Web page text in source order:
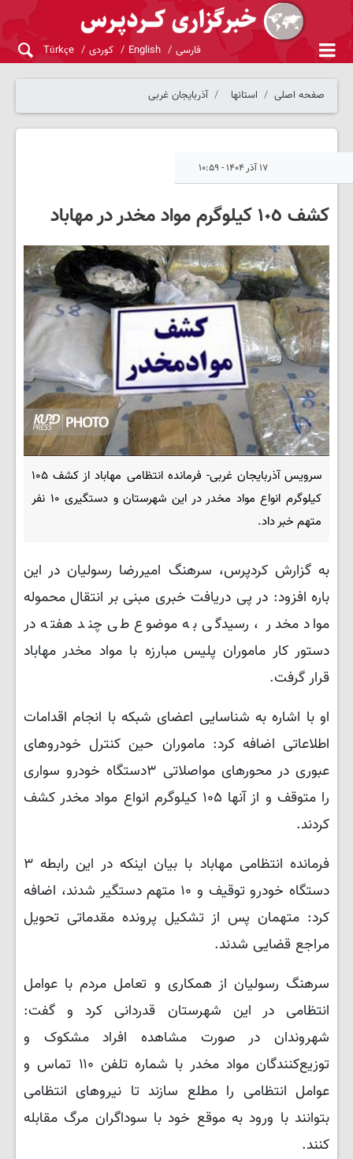
فارسی English کوردی Türkçe
صفحه اصلی استانها آذربایجان غربی
۱۷ آذر ۱۴۰۴ - ۱۰:۵۹
کشف ١٠٥ کیلوگرم مواد مخدر در مهاباد
سرویس آذربایجان غربی- فرمانده انتظامی مهاباد از کشف ۱۰۵
کیلوگرم انواع مواد مخدر در این شهرستان و دستگیری ۱۰ نفر
متهم خبر داد.
به گزارش کردپرس، سرهنگ امیررضا رسولیان در این
باره افزود: در پی دریافت خبری مبنی بر انتقال محموله‌
مواد مخدر ، رسیدگی به موضوع طی چند هفته در
دستور کار ماموران پلیس مبارزه با مواد مخدر مهاباد
قرار گرفت.
او با اشاره به شناسایی اعضای شبکه با انجام اقدامات
اطلاعاتی اضافه کرد: ماموران حین کنترل خودروهای
عبوری در محورهای مواصلاتی ٣دستگاه خودرو سواری
را متوقف و از آنها ۱۰۵ کیلوگرم انواع مواد مخدر کشف
کردند.
فرمانده انتظامی مهاباد با بیان اینکه در این رابطه ٣
دستگاه خودرو توقیف و ۱۰ متهم دستگیر شدند، اضافه
کرد: متهمان پس از تشکیل پرونده مقدماتی تحویل
مراجع قضایی شدند.
سرهنگ رسولیان از همکاری و تعامل مردم با عوامل
انتظامی در این شهرستان قدردانی کرد و گفت:
شهروندان در صورت مشاهده افراد مشکوک و
توزیع‌کنندگان مواد مخدر با شماره تلفن ۱۱۰ تماس و
عوامل انتظامی را مطلع سازند تا نیروهای انتظامی
بتوانند با ورود به موقع خود با سوداگران مرگ مقابله
کنند.